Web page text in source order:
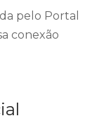
pelo Portal
conexão